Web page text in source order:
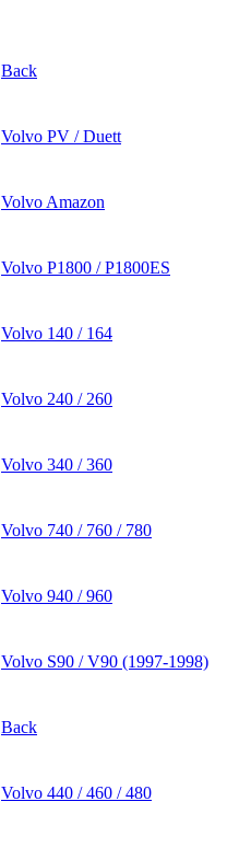
Back
Volvo PV / Duett
Volvo Amazon
Volvo P1800 / P1800ES
Volvo 140 / 164
Volvo 240 / 260
Volvo 340 / 360
Volvo 740 / 760 / 780
Volvo 940 / 960
Volvo S90 / V90 (1997-1998)
Back
Volvo 440 / 460 / 480